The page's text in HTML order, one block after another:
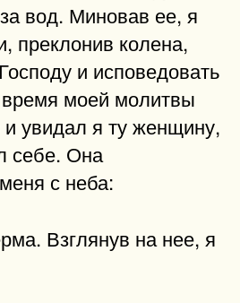
вод. Миновав ее, я
преклонив колена,
и исповедовать
моей молитвы
и увидал я ту женщину,
себе. Она
с неба:
Взглянув на нее, я